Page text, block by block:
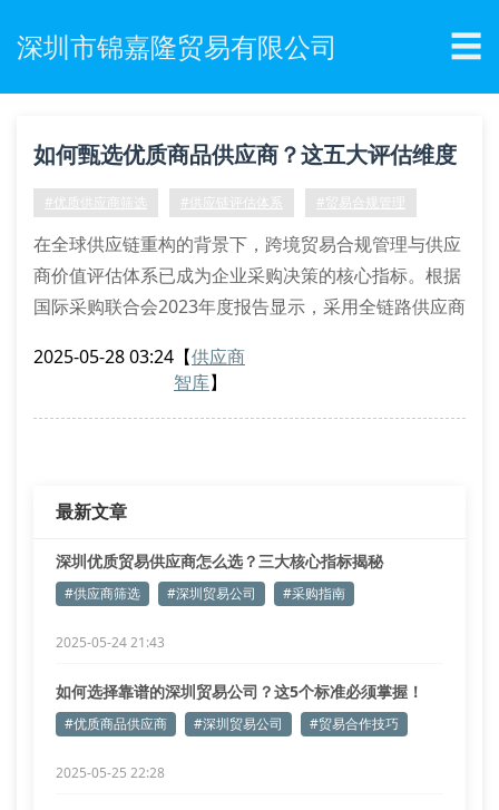
深圳市锦嘉隆贸易有限公司 ☰
如何甄选优质商品供应商？这五大评估维度
不可忽视！
#优质供应商筛选 #供应链评估体系 #贸易合规管理
在全球供应链重构的背景下，跨境贸易合规管理与供应
商价值评估体系已成为企业采购决策的核心指标。根据
国际采购联合会2023年度报告显示，采用全链路供应商
纠纷发生率下降52.4%。
2025-05-28 03:24 【供应商
智库】
最新文章
深圳优质贸易供应商怎么选？三大核心指标揭秘
#供应商筛选 #深圳贸易公司 #采购指南
2025-05-24 21:43
如何选择靠谱的深圳贸易公司？这5个标准必须掌握！
#优质商品供应商 #深圳贸易公司 #贸易合作技巧
2025-05-25 22:28